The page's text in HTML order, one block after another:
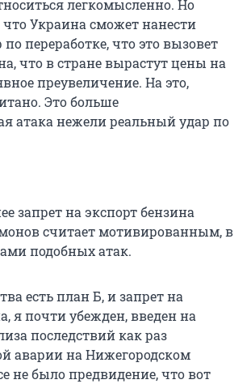
легкомысленно. Но
что Украина сможет нанести
переработке, что это вызовет
что в стране вырастут цены на
преувеличение. На это,
Это больше
атака нежели реальный удар по
запрет на экспорт бензина
считает мотивированным, в
подобных атак.
есть план Б, и запрет на
я почти убежден, введен на
последствий как раз
аварии на Нижегородском
не было предвидение, что вот